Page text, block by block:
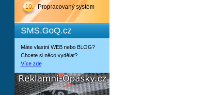
10. Propracovaný systém
SMS.GoQ.cz
Máte vlastní WEB nebo BLOG?
Chcete si něco vydělat?
Více zde